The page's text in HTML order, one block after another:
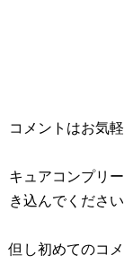
コメントはお気
キュアコンプリ
き込んでくださ
但し初めてのコ